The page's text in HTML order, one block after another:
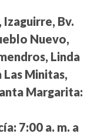
Bv.
Nuevo,
Linda
Minitas,
Margarita:
7:00 a. m. a